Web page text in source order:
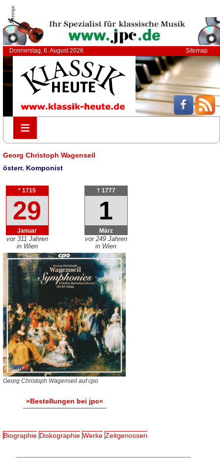
Anzeige
Donnerstag, 6. August 2026 Sitemap
≡
≡
Georg Christoph Wagenseil
österr. Komponist
* 1715
29
Januar
vor 311 Jahren
in Wien
† 1777
1
März
vor 249 Jahren
in Wien
Georg Christoph Wagenseil auf cpo
»Bestellungen bei jpc«
Biographie Diskographie Werke Zeitgenossen